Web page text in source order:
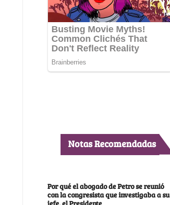
Notas Recomendadas
Por qué el abogado de Petro se reunió
con la congresista que investigaba a su
jefe, el Presidente